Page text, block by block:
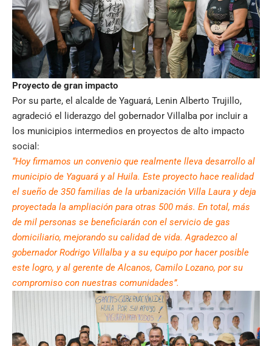
Proyecto de gran impacto
Por su parte, el alcalde de Yaguará, Lenin Alberto Trujillo,
agradeció el liderazgo del gobernador Villalba por incluir a
los municipios intermedios en proyectos de alto impacto
social:
“Hoy firmamos un convenio que realmente lleva desarrollo al
municipio de Yaguará y al Huila. Este proyecto hace realidad
el sueño de 350 familias de la urbanización Villa Laura y deja
proyectada la ampliación para otras 500 más. En total, más
de mil personas se beneficiarán con el servicio de gas
domiciliario, mejorando su calidad de vida. Agradezco al
gobernador Rodrigo Villalba y a su equipo por hacer posible
este logro, y al gerente de Alcanos, Camilo Lozano, por su
compromiso con nuestras comunidades”.